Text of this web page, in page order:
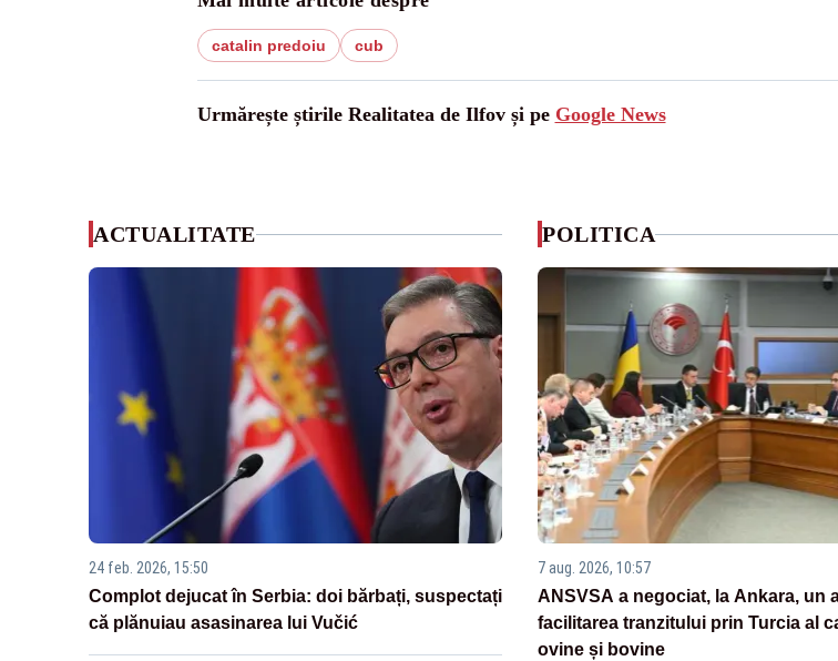
catalin predoiu cub
Urmărește știrile Realitatea de Ilfov și pe Google News
ACTUALITATE
24 feb. 2026, 15:50
Complot dejucat în Serbia: doi bărbați, suspectați
că plănuiau asasinarea lui Vučić
POLITICA
7 aug. 2026, 10:57
ANSVSA a negociat, la Ankara, un
facilitarea tranzitului prin Turcia al
ovine și bovine